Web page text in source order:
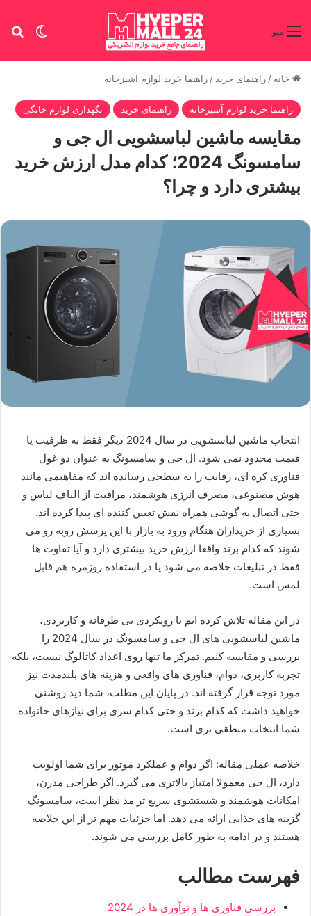
تغییر منو
خانه / راهنمای خرید / راهنما خرید لوازم آشپزخانه
راهنما خرید لوازم آشپزخانه راهنمای خرید نگهداری لوازم خانگی
مقایسه ماشین لباسشویی ال جی و
سامسونگ 2024؛ کدام مدل ارزش خرید
بیشتری دارد و چرا؟
انتخاب ماشین لباسشویی در سال 2024 دیگر فقط به ظرفیت یا
قیمت محدود نمی شود. ال جی و سامسونگ به عنوان دو غول
فناوری کره ای، رقابت را به سطحی رسانده اند که مفاهیمی مانند
هوش مصنوعی، مصرف انرژی هوشمند، مراقبت از الیاف لباس و
حتی اتصال به گوشی همراه نقش تعیین کننده ای پیدا کرده اند.
بسیاری از خریداران هنگام ورود به بازار با این پرسش روبه رو می
شوند که کدام برند واقعا ارزش خرید بیشتری دارد و آیا تفاوت ها
فقط در تبلیغات خلاصه می شود یا در استفاده روزمره هم قابل
لمس است.
در این مقاله تلاش کرده ایم با رویکردی بی طرفانه و کاربردی،
ماشین لباسشویی های ال جی و سامسونگ در سال 2024 را
بررسی و مقایسه کنیم. تمرکز ما تنها روی اعداد کاتالوگ نیست، بلکه
تجربه کاربری، دوام، فناوری های واقعی و هزینه های بلندمدت نیز
مورد توجه قرار گرفته اند. در پایان این مطلب، شما دید روشنی
خواهید داشت که کدام برند و حتی کدام سری برای نیازهای خانواده
شما انتخاب منطقی تری است.
خلاصه عملی مقاله: اگر دوام و عملکرد موتور برای شما اولویت
دارد، ال جی معمولا امتیاز بالاتری می گیرد. اگر طراحی مدرن،
امکانات هوشمند و شستشوی سریع تر مد نظر است، سامسونگ
گزینه های جذابی ارائه می دهد. اما جزئیات مهم تر از این خلاصه
هستند و در ادامه به طور کامل بررسی می شوند.
فهرست مطالب
بررسی فناوری ها و نوآوری ها در 2024